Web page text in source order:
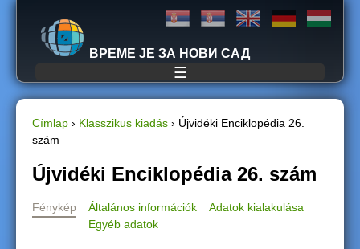
Jump to navigation
ВРЕМЕ ЈЕ ЗА НОВИ САД
☰
J
e
l
Címlap › Klasszikus kiadás › Újvidéki Enciklopédia 26.
szám
Újvidéki Enciklopédia 26. szám
Fénykép Általános információk
Adatok kialakulása
Egyéb adatok